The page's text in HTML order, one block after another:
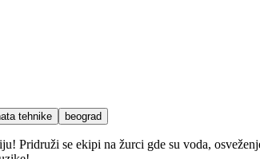
tehnike beograd
se ekipi na žurci gde su voda,